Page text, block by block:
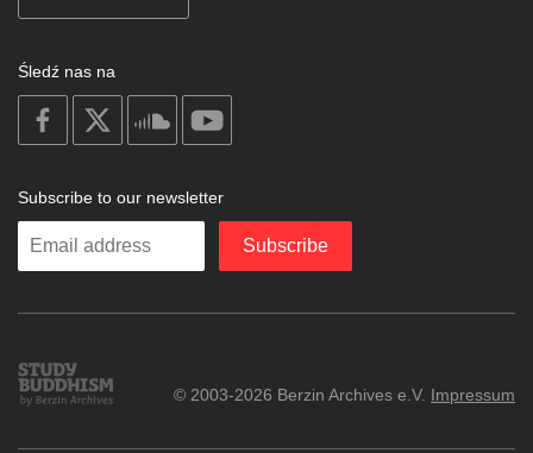
Śledź nas na
on
facebook
soundcloud
Subscribe to our newsletter
Enter
Subscribe
Study
Buddhism
© 2003-2026 Berzin Archives e.V. Impressum